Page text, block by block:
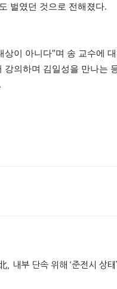
벌였던 것으로 전해졌다.
이 아니다”며 송 교수에
의하며 김일성을 만나는
, 내부 단속 위해 ‘준전시 상태